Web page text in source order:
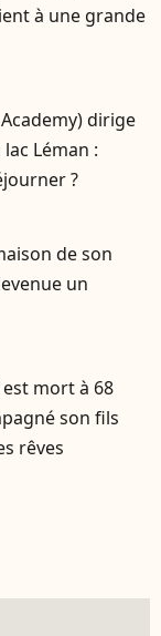
à une grande
dirige
Léman :
?
de son
un
mort à 68
son fils
rêves